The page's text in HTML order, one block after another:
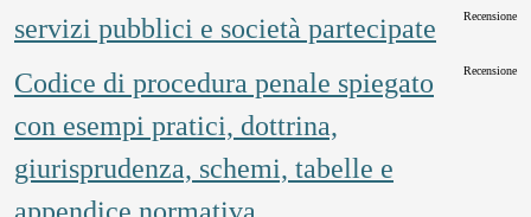
servizi pubblici e società partecipate Recensione
Codice di procedura penale spiegato
con esempi pratici, dottrina,
giurisprudenza, schemi, tabelle e
Recensione